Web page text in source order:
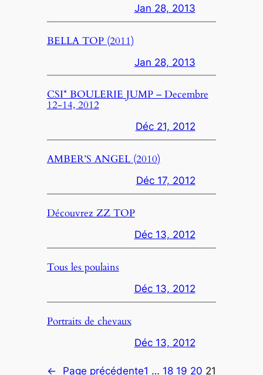
Jan 28, 2013
BELLA TOP (2011)
Jan 28, 2013
CSI* BOULERIE JUMP – Decembre
12-14, 2012
Déc 21, 2012
AMBER’S ANGEL (2010)
Déc 17, 2012
Découvrez ZZ TOP
Déc 13, 2012
Tous les poulains
Déc 13, 2012
Portraits de chevaux
Déc 13, 2012
← Page précédente1 … 18 19 20 21